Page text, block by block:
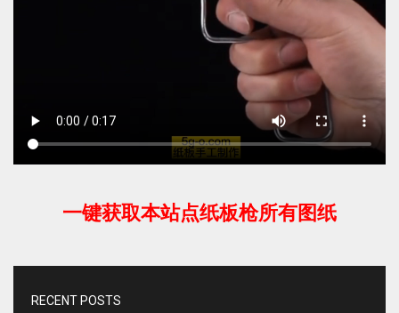
一键获取本站点纸板枪所有图纸
RECENT POSTS